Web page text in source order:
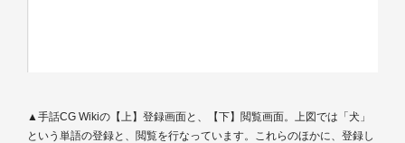
▲手話CG Wikiの【上】登録画面と、【下】閲覧画面。上図では「犬」
という単語の登録と、閲覧を行なっています。これらのほかに、登録し